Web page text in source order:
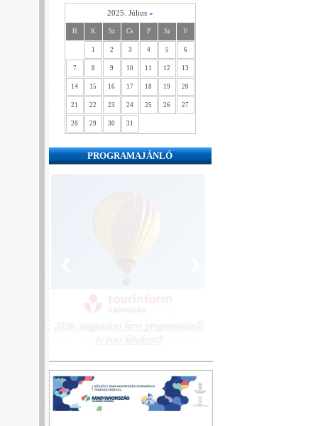
2025. Július »
H K Sz Cs P Sz V
1 2 3 4 5 6
7 8 9 10 11 12 13
14 15 16 17 18 19 20
21 22 23 24 25 26 27
28 29 30 31
PROGRAMAJÁNLÓ